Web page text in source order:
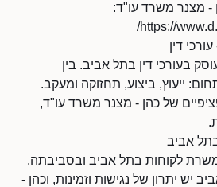
- מצנר משרד עו"ד:
https://
דין
בעורכי דין בתל אביב. בין
ייעוץ, ביצוע, תחזוקה ומעקב.
של כהן - מצנר משרד עו"ד,
אביב
לקוחות בתל אביב ובסביבתה.
יש יתרון של נגישות וזמינות, וכהן -